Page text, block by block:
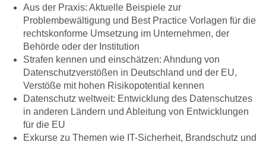
Aus der Praxis: Aktuelle Beispiele zur
Problembewältigung und Best Practice Vorlagen für die
rechtskonforme Umsetzung im Unternehmen, der
Behörde oder der Institution
Strafen kennen und einschätzen: Ahndung von
Datenschutzverstößen in Deutschland und der EU,
Verstöße mit hohen Risikopotential kennen
Datenschutz weltweit: Entwicklung des Datenschutzes
in anderen Ländern und Ableitung von Entwicklungen
für die EU
Exkurse zu Themen wie IT-Sicherheit, Brandschutz und